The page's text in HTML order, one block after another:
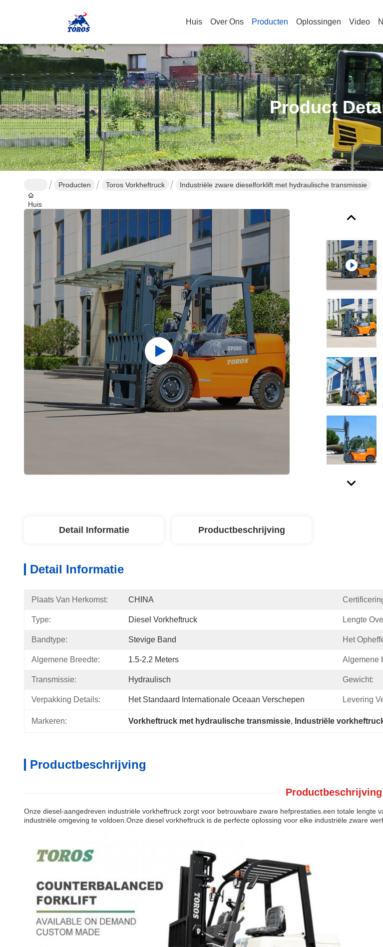
Huis Over Ons Producten Oplossingen Video
Product
Huis
Producten Toros Vorkheftruck Industriële zware dieselforklift met hydraulische transmissie
Detail Informatie Productbeschrijving
Detail Informatie
Plaats Van Herkomst: CHINA
Type: Diesel Vorkheftruck Lengte
Bandtype: Stevige Band Het
Algemene Breedte: 1.5-2.2 Meters Algemene
Transmissie: Hydraulisch Gewicht:
Verpakking Details: Het Standaard Internationale Oceaan Verschepen Levering
Markeren: Vorkheftruck met hydraulische transmissie, Industriële
Productbeschrijving
Onze diesel-aangedreven industriële vorkheftruck zorgt voor betrouwbare zware hefprestaties.een totale
industriële omgeving te voldoen.Onze diesel vorkheftruck is de perfecte oplossing voor elke industriële zware